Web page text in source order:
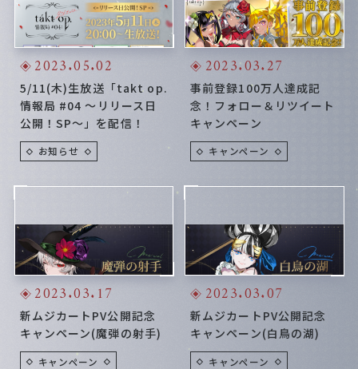
2023.05.02
5/11(木)生放送「takt op.
情報局 #04 ～リリース日
公開！SP～」を配信！
お知らせ
2023.03.27
事前登録100万人達成記
念！フォロー＆リツイート
キャンペーン
キャンペーン
2023.03.17
新ムジカートPV公開記念
キャンペーン(魔弾の射手)
キャンペーン
2023.03.07
新ムジカートPV公開記念
キャンペーン(白鳥の湖)
キャンペーン